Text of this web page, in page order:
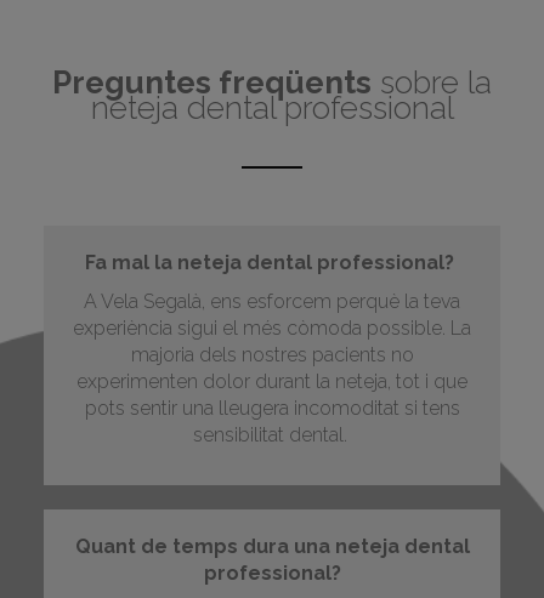
Preguntes freqüents sobre la
neteja dental professional
Fa mal la neteja dental professional?
A Vela Segalà, ens esforcem perquè la teva
experiència sigui el més còmoda possible. La
majoria dels nostres pacients no
experimenten dolor durant la neteja, tot i que
pots sentir una lleugera incomoditat si tens
sensibilitat dental.
Quant de temps dura una neteja dental
professional?